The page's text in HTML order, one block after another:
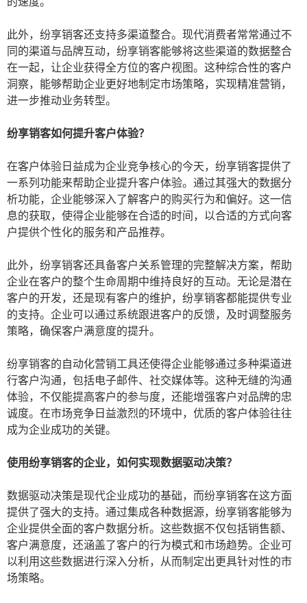
此外，纷享销客还支持多渠道整合。现代消费者常常通过不
同的渠道与品牌互动，纷享销客能够将这些渠道的数据整合
在一起，让企业获得全方位的客户视图。这种综合性的客户
洞察，能够帮助企业更好地制定市场策略，实现精准营销，
进一步推动业务转型。
纷享销客如何提升客户体验？
在客户体验日益成为企业竞争核心的今天，纷享销客提供了
一系列功能来帮助企业提升客户体验。通过其强大的数据分
析功能，企业能够深入了解客户的购买行为和偏好。这一信
息的获取，使得企业能够在合适的时间，以合适的方式向客
户提供个性化的服务和产品推荐。
此外，纷享销客还具备客户关系管理的完整解决方案，帮助
企业在客户的整个生命周期中维持良好的互动。无论是潜在
客户的开发，还是现有客户的维护，纷享销客都能提供专业
的支持。企业可以通过系统跟进客户的反馈，及时调整服务
策略，确保客户满意度的提升。
纷享销客的自动化营销工具还使得企业能够通过多种渠道进
行客户沟通，包括电子邮件、社交媒体等。这种无缝的沟通
体验，不仅能提高客户的参与度，还能增强客户对品牌的忠
诚度。在市场竞争日益激烈的环境中，优质的客户体验往往
成为企业成功的关键。
使用纷享销客的企业，如何实现数据驱动决策？
数据驱动决策是现代企业成功的基础，而纷享销客在这方面
提供了强大的支持。通过集成各种数据源，纷享销客能够为
企业提供全面的客户数据分析。这些数据不仅包括销售额、
客户满意度，还涵盖了客户的行为模式和市场趋势。企业可
以利用这些数据进行深入分析，从而制定出更具针对性的市
场策略。